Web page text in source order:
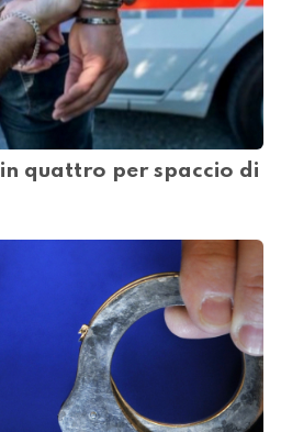
quattro per spaccio di